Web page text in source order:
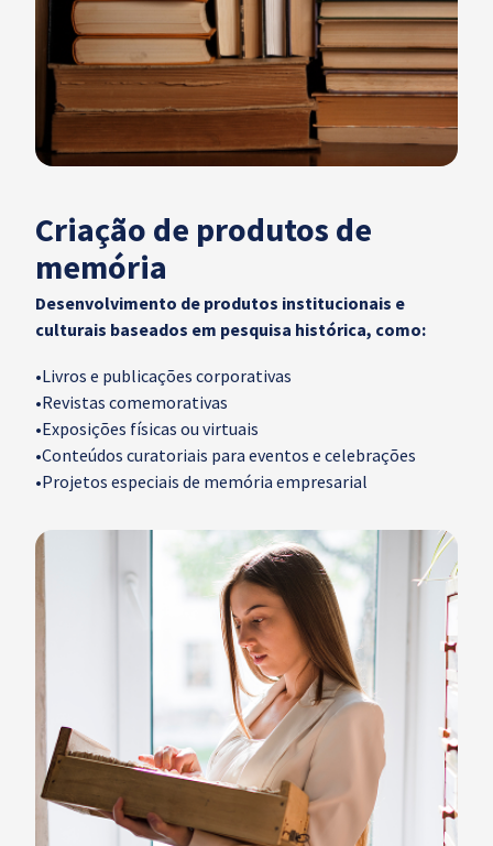
Criação de produtos de
memória
Desenvolvimento de produtos institucionais e
culturais baseados em pesquisa histórica, como:
•Livros e publicações corporativas
•Revistas comemorativas
•Exposições físicas ou virtuais
•Conteúdos curatoriais para eventos e celebrações
•Projetos especiais de memória empresarial